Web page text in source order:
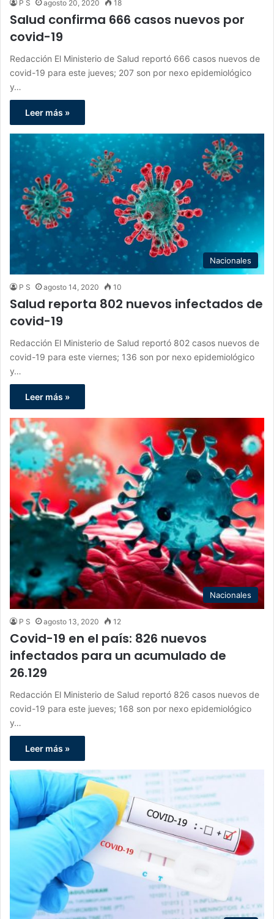
P S agosto 20, 2020 18
Salud confirma 666 casos nuevos por
covid-19
Redacción El Ministerio de Salud reportó 666 casos nuevos de
covid-19 para este jueves; 207 son por nexo epidemiológico
y…
Leer más »
Nacionales
P S agosto 14, 2020 10
Salud reporta 802 nuevos infectados de
covid-19
Redacción El Ministerio de Salud reportó 802 casos nuevos de
covid-19 para este viernes; 136 son por nexo epidemiológico
y…
Leer más »
Nacionales
P S agosto 13, 2020 12
Covid-19 en el país: 826 nuevos
infectados para un acumulado de
26.129
Redacción El Ministerio de Salud reportó 826 casos nuevos de
covid-19 para este jueves; 168 son por nexo epidemiológico
y…
Leer más »